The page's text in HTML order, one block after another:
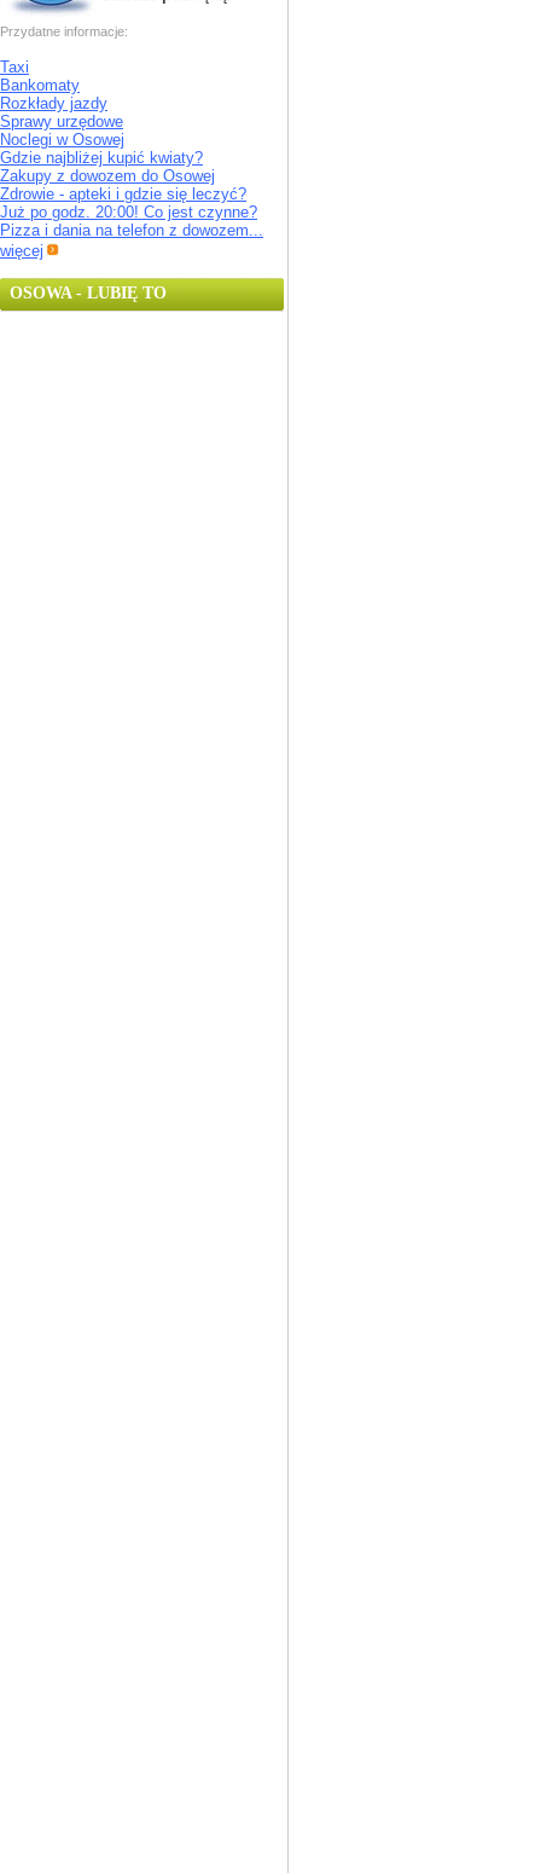
Przydatne informacje:
Taxi
Bankomaty
Rozkłady jazdy
Sprawy urzędowe
Noclegi w Osowej
Gdzie najbliżej kupić kwiaty?
Zakupy z dowozem do Osowej
Zdrowie - apteki i gdzie się leczyć?
Już po godz. 20:00! Co jest czynne?
Pizza i dania na telefon z dowozem...
więcej
OSOWA - LUBIĘ TO